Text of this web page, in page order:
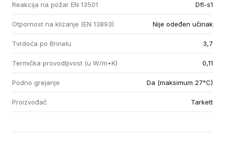
Reakcija na požar EN 13501 Dfl-s1
Otpornost na klizanje (EN 13893) Nije odeđen učinak
Tvrdoća po Brinelu 3,7
Termička provodljivost (u W/m•K) 0,11
Podno grejanje Da (maksimum 27°C)
Proizvođač Tarkett